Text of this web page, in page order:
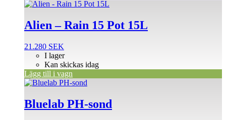
Alien – Rain 15 Pot 15L
21.280 SEK
I lager
Kan skickas idag
Lägg till i vagn
Bluelab PH-sond